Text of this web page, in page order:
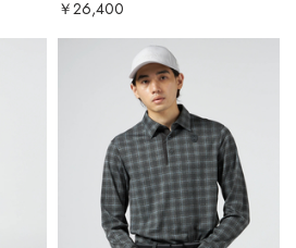
￥26,400